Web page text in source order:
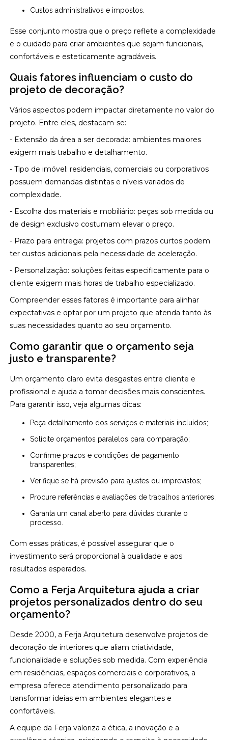
Custos administrativos e impostos.
Esse conjunto mostra que o preço reflete a complexidade
e o cuidado para criar ambientes que sejam funcionais,
confortáveis e esteticamente agradáveis.
Quais fatores influenciam o custo do
projeto de decoração?
Vários aspectos podem impactar diretamente no valor do
projeto. Entre eles, destacam-se:
- Extensão da área a ser decorada: ambientes maiores
exigem mais trabalho e detalhamento.
- Tipo de imóvel: residenciais, comerciais ou corporativos
possuem demandas distintas e níveis variados de
complexidade.
- Escolha dos materiais e mobiliário: peças sob medida ou
de design exclusivo costumam elevar o preço.
- Prazo para entrega: projetos com prazos curtos podem
ter custos adicionais pela necessidade de aceleração.
- Personalização: soluções feitas especificamente para o
cliente exigem mais horas de trabalho especializado.
Compreender esses fatores é importante para alinhar
expectativas e optar por um projeto que atenda tanto às
suas necessidades quanto ao seu orçamento.
Como garantir que o orçamento seja
justo e transparente?
Um orçamento claro evita desgastes entre cliente e
profissional e ajuda a tomar decisões mais conscientes.
Para garantir isso, veja algumas dicas:
Peça detalhamento dos serviços e materiais incluídos;
Solicite orçamentos paralelos para comparação;
Confirme prazos e condições de pagamento
transparentes;
Verifique se há previsão para ajustes ou imprevistos;
Procure referências e avaliações de trabalhos anteriores;
Garanta um canal aberto para dúvidas durante o
processo.
Com essas práticas, é possível assegurar que o
investimento será proporcional à qualidade e aos
resultados esperados.
Como a Ferja Arquitetura ajuda a criar
projetos personalizados dentro do seu
orçamento?
Desde 2000, a Ferja Arquitetura desenvolve projetos de
decoração de interiores que aliam criatividade,
funcionalidade e soluções sob medida. Com experiência
em residências, espaços comerciais e corporativos, a
empresa oferece atendimento personalizado para
transformar ideias em ambientes elegantes e
confortáveis.
A equipe da Ferja valoriza a ética, a inovação e a